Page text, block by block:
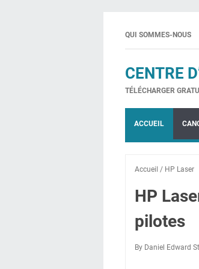
QUI SOMMES-NOUS
CENTRE
TÉLÉCHARGER
ACCUEIL
Accueil / HP Laser
HP
pilotes
By Daniel Edward